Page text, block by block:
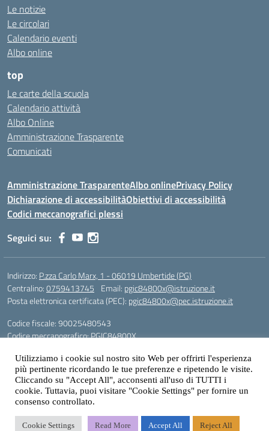
Le notizie
Le circolari
Calendario eventi
Albo online
top
Le carte della scuola
Calendario attività
Albo Online
Amministrazione Trasparente
Comunicati
Amministrazione TrasparenteAlbo onlinePrivacy Policy
Dichiarazione di accessibilitàObiettivi di accessibilità
Codici meccanografici plessi
Seguici su:
Indirizzo: P.zza Carlo Marx, 1 - 06019 Umbertide (PG)
Centralino:0759413745 Email: pgic84800x@istruzione.it
Posta elettronica certificata (PEC): pgic84800x@pec.istruzione.it
Codice fiscale: 90025480543
Codice meccanografico:PGIC84800X
Gestione sito web: prof. Paolo Chitarrai
Utilizziamo i cookie sul nostro sito Web per offrirti l'esperienza
più pertinente ricordando le tue preferenze e ripetendo le visite.
Cliccando su "Accept All", acconsenti all'uso di TUTTI i
cookie. Tuttavia, puoi visitare "Cookie Settings" per fornire un
consenso controllato.
Cookie Settings Read More Accept All Reject All